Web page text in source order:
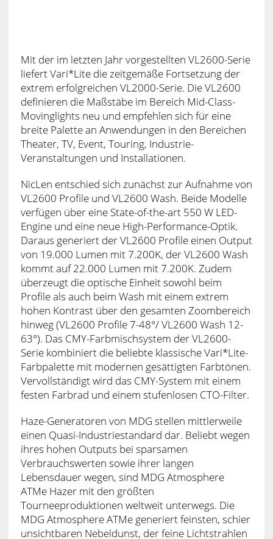
Mit der im letzten Jahr vorgestellten VL2600-Serie
liefert Vari*Lite die zeitgemäße Fortsetzung der
extrem erfolgreichen VL2000-Serie. Die VL2600
definieren die Maßstäbe im Bereich Mid-Class-
Movinglights neu und empfehlen sich für eine
breite Palette an Anwendungen in den Bereichen
Theater, TV, Event, Touring, Industrie-
Veranstaltungen und Installationen.
NicLen entschied sich zunächst zur Aufnahme von
VL2600 Profile und VL2600 Wash. Beide Modelle
verfügen über eine State-of-the-art 550 W LED-
Engine und eine neue High-Performance-Optik.
Daraus generiert der VL2600 Profile einen Output
von 19.000 Lumen mit 7.200K, der VL2600 Wash
kommt auf 22.000 Lumen mit 7.200K. Zudem
überzeugt die optische Einheit sowohl beim
Profile als auch beim Wash mit einem extrem
hohen Kontrast über den gesamten Zoombereich
hinweg (VL2600 Profile 7-48°/ VL2600 Wash 12-
63°). Das CMY-Farbmischsystem der VL2600-
Serie kombiniert die beliebte klassische Vari*Lite-
Farbpalette mit modernen gesättigten Farbtönen.
Vervollständigt wird das CMY-System mit einem
festen Farbrad und einem stufenlosen CTO-Filter.
Haze-Generatoren von MDG stellen mittlerweile
einen Quasi-Industriestandard dar. Beliebt wegen
ihres hohen Outputs bei sparsamen
Verbrauchswerten sowie ihrer langen
Lebensdauer wegen, sind MDG Atmosphere
ATMe Hazer mit den größten
Tourneeproduktionen weltweit unterwegs. Die
MDG Atmosphere ATMe generiert feinsten, schier
unsichtbaren Nebeldunst, der feine Lichtstrahlen